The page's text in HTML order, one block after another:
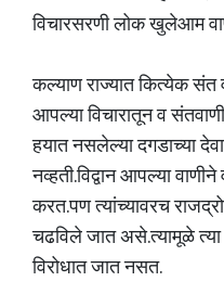
विचारसरणी लोक खुलेआम
कल्याण राज्यात कित्येक संत व
आपल्या विचारातून व
हयात नसलेल्या दगडाच्या
नव्हती.विद्वान आपल्या
करत.पण त्यांच्यावरच
चढविले जात असे.त्यामूळे त्या
विरोधात जात नसत.